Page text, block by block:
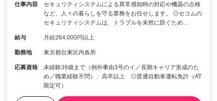
仕事内容
セキュリティシステムによる異常感知時の対応や機器の点検
など、人々の暮らしを守る業務をお任せします。 ◎セコムの
セキュリティシステムは、トラブルを未然に防ぐため…
給与 月給264,000円以上
勤務地 東京都台東区内各所
応募資格
未経験39歳まで（例外事由3号のイ／長期キャリア形成のた
め／職業経験不問）、高卒以上 ◎普通自動車運転免許（AT
限定可）